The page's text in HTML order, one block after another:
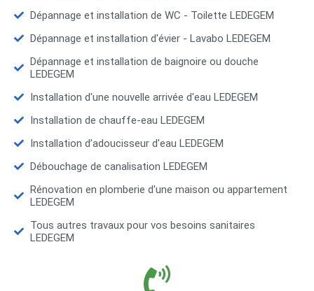
Dépannage et installation de WC - Toilette LEDEGEM
Dépannage et installation d'évier - Lavabo LEDEGEM
Dépannage et installation de baignoire ou douche
LEDEGEM
Installation d'une nouvelle arrivée d'eau LEDEGEM
Installation de chauffe-eau LEDEGEM
Installation d’adoucisseur d'eau LEDEGEM
Débouchage de canalisation LEDEGEM
Rénovation en plomberie d'une maison ou appartement
LEDEGEM
Tous autres travaux pour vos besoins sanitaires
LEDEGEM